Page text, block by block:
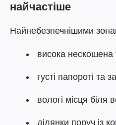
найчастіше
Найнебезпечнішими
висока нескошена
густі папороті та
вологі місця біля
ділянки поруч із